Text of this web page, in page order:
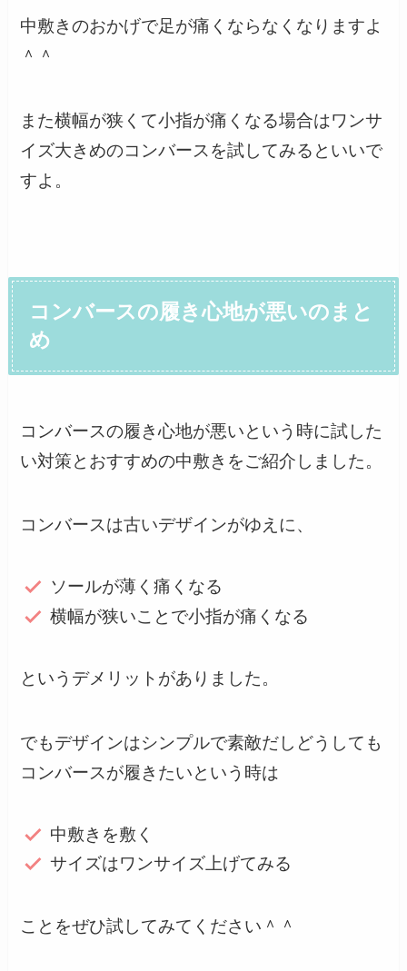
中敷きのおかげで足が痛くならなくなりますよ
＾＾
また横幅が狭くて小指が痛くなる場合はワンサ
イズ大きめのコンバースを試してみるといいで
すよ。
コンバースの履き心地が悪いのまと
め
コンバースの履き心地が悪いという時に試した
い対策とおすすめの中敷きをご紹介しました。
コンバースは古いデザインがゆえに、
ソールが薄く痛くなる
横幅が狭いことで小指が痛くなる
というデメリットがありました。
でもデザインはシンプルで素敵だしどうしても
コンバースが履きたいという時は
中敷きを敷く
サイズはワンサイズ上げてみる
ことをぜひ試してみてください＾＾